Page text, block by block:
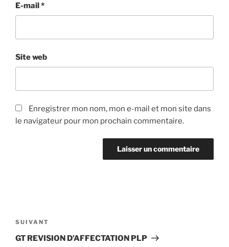
E-mail*
Site web
Enregistrer mon nom, mon e-mail et mon site dans
le navigateur pour mon prochain commentaire.
SUIVANT
GT REVISION D’AFFECTATION PLP